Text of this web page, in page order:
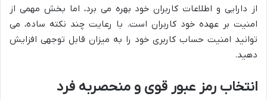
از دارایی و اطلاعات کاربران خود بهره می برد، اما بخش مهمی از
امنیت بر عهده خود کاربران است. با رعایت چند نکته ساده، می
توانید امنیت حساب کاربری خود را به میزان قابل توجهی افزایش
دهید.
انتخاب رمز عبور قوی و منحصربه فرد